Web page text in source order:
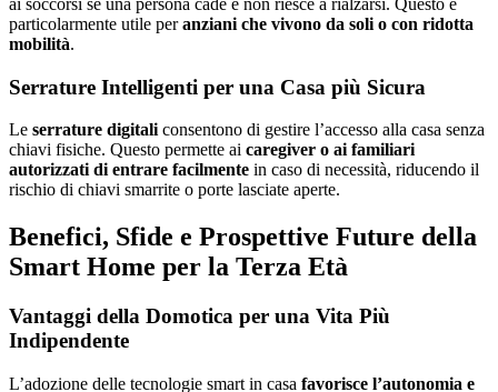
particolarmente utile peranziani che vivono da soli o con ridotta
mobilità.
Serrature Intelligenti per una Casa più Sicura
Le serrature digitali consentono di gestire l’accesso alla casa senza
chiavi fisiche. Questo permette ai caregiver o ai familiari
autorizzati di entrare facilmente in caso di necessità, riducendo il
rischio di chiavi smarrite o porte lasciate aperte.
Benefici, Sfide e Prospettive Future della
Smart Home per la Terza Età
Vantaggi della Domotica per una Vita Più
Indipendente
L’adozione delle tecnologie smart in casa favorisce l’autonomia e